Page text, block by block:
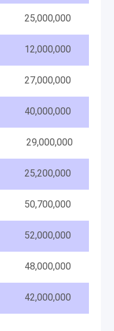
25,000,000
12,000,000
27,000,000
40,000,000
29,000,000
25,200,000
50,700,000
52,000,000
48,000,000
42,000,000